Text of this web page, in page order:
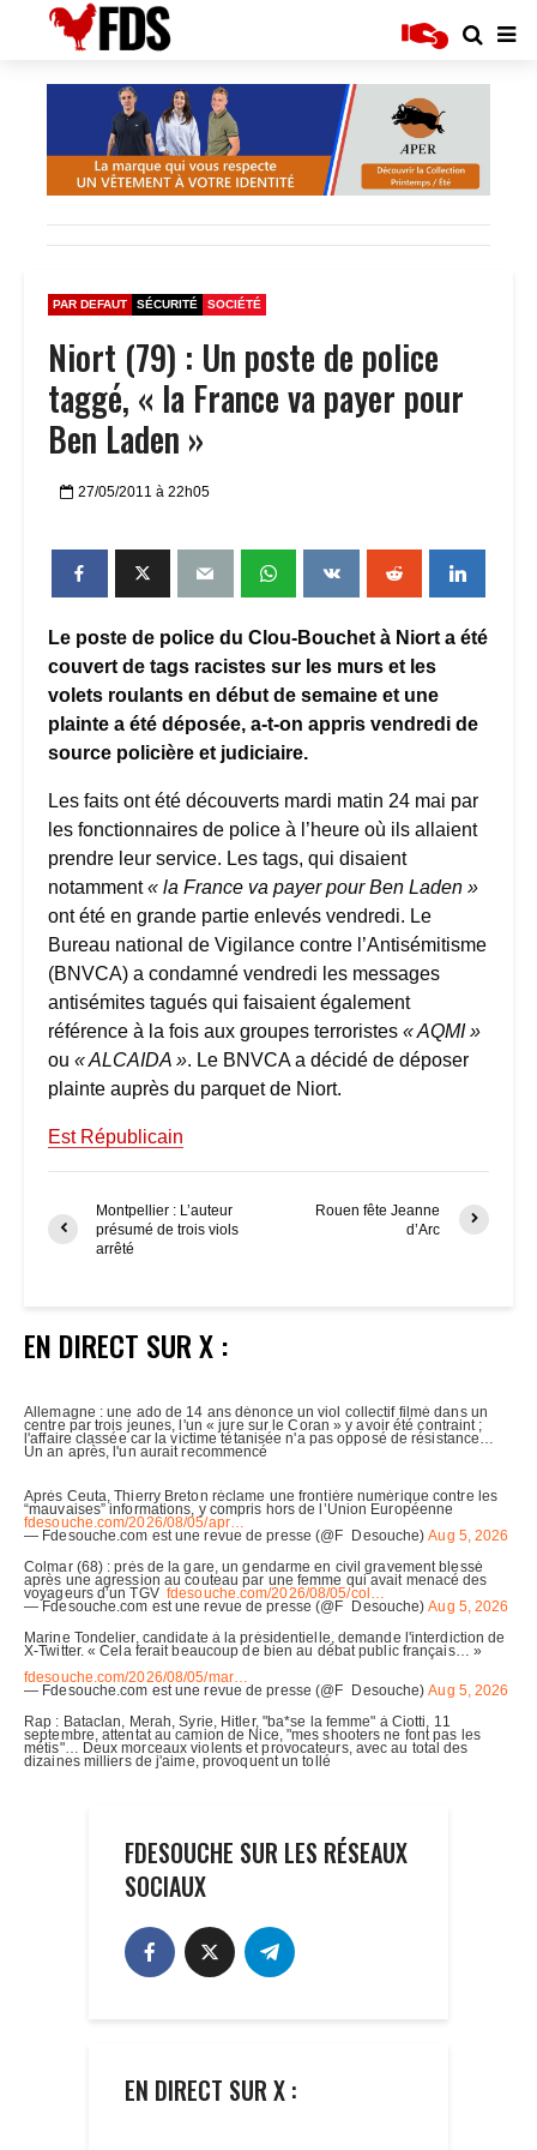
PAR DEFAUT SÉCURITÉ SOCIÉTÉ
Niort (79) : Un poste de police
taggé, « la France va payer pour
Ben Laden »
27/05/2011 à 22h05
Le poste de police du Clou-Bouchet à Niort a été
couvert de tags racistes sur les murs et les
volets roulants en début de semaine et une
plainte a été déposée, a-t-on appris vendredi de
source policière et judiciaire.
Les faits ont été découverts mardi matin 24 mai par
les fonctionnaires de police à l’heure où ils allaient
prendre leur service. Les tags, qui disaient
notamment« la France va payer pour Ben Laden »
ont été en grande partie enlevés vendredi. Le
Bureau national de Vigilance contre l’Antisémitisme
(BNVCA) a condamné vendredi les messages
antisémites tagués qui faisaient également
référence à la fois aux groupes terroristes « AQMI »
ou « ALCAIDA ». Le BNVCA a décidé de déposer
plainte auprès du parquet de Niort.
Est Républicain
Montpellier : L’auteur
présumé de trois viols
arrêté
Rouen fête Jeanne
d’Arc
EN DIRECT SUR X :
FDESOUCHE SUR LES RÉSEAUX
SOCIAUX
EN DIRECT SUR X :